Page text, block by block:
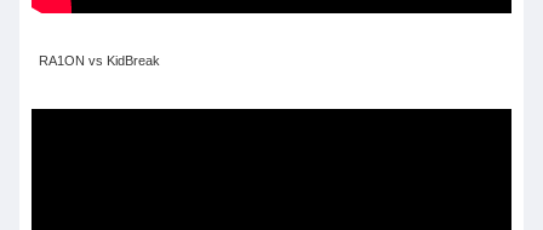
RA1ON vs KidBreak